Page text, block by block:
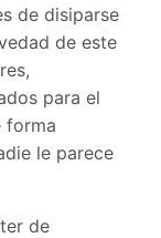
de disiparse
de este
para el
forma
le parece
de